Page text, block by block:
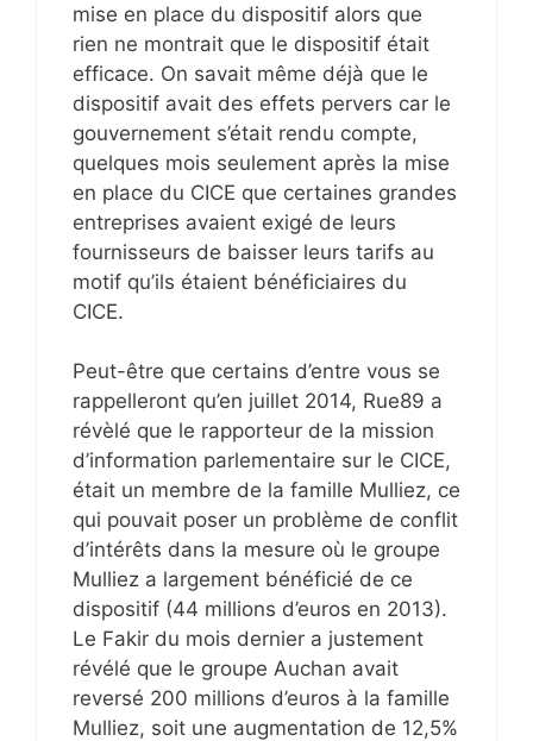
mise en place du dispositif alors que
rien ne montrait que le dispositif était
efficace. On savait même déjà que le
dispositif avait des effets pervers car le
gouvernement s’était rendu compte,
quelques mois seulement après la mise
en place du CICE que certaines grandes
entreprises avaient exigé de leurs
fournisseurs de baisser leurs tarifs au
motif qu’ils étaient bénéficiaires du
CICE.
Peut-être que certains d’entre vous se
rappelleront qu’en juillet 2014, Rue89 a
révèlé que le rapporteur de la mission
d’information parlementaire sur le CICE,
était un membre de la famille Mulliez, ce
qui pouvait poser un problème de conflit
d’intérêts dans la mesure où le groupe
Mulliez a largement bénéficié de ce
dispositif (44 millions d’euros en 2013).
Le Fakir du mois dernier a justement
révélé que le groupe Auchan avait
reversé 200 millions d’euros à la famille
Mulliez, soit une augmentation de 12,5%